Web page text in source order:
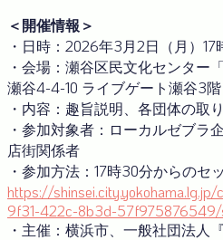
＜開催情報＞
・日時：2026年3月2日（月）
・会場：瀬谷区民文化センター
瀬谷4-4-10 ライブゲート瀬谷3階
・内容：趣旨説明、各団体の取
・参加対象者：ローカルゼブラ
店街関係者
・参加方法：17時30分からの
https://
9f31-422c-8b3d-
・主催：横浜市、一般社団法人